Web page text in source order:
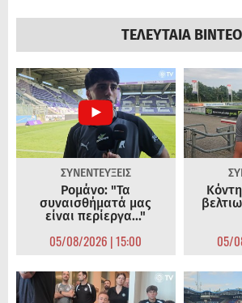
ΤΕΛΕΥΤΑΙΑ ΒΙΝΤΕΟ
ΣΥΝΕΝΤΕΥΞΕΙΣ
Ρομάνο: "Τα
συναισθήματά μας
είναι περίεργα..."
05/08/2026 | 15:00 05/